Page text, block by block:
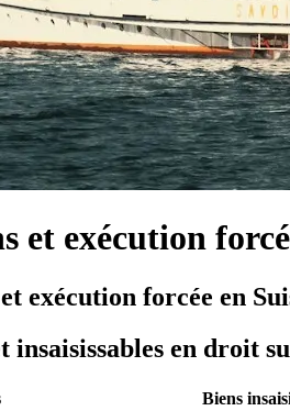
et exécution
exécution forcée en
insaisissables en droit
Biens